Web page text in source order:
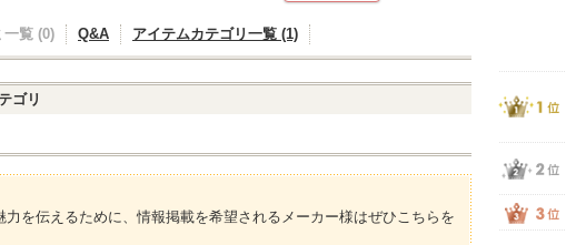
一覧 (0) Q&A アイテムカテゴリ一覧 (1)
ゴリ
を伝えるために、情報掲載を希望されるメーカー様はぜひこちらを